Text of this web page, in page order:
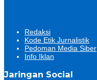
Redaksi
Kode Etik Jurnalistik
Pedoman Media Siber
Info Iklan
Jaringan Social